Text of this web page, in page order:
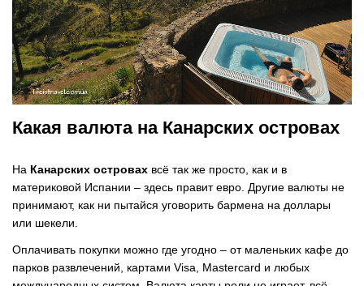
Какая валюта на Канарских островах
На Канарских островах всё так же просто, как и в
материковой Испании – здесь правит евро. Другие валюты не
принимают, как ни пытайся уговорить бармена на доллары
или шекели.
Оплачивать покупки можно где угодно – от маленьких кафе до
парков развлечений, картами Visa, Mastercard и любых